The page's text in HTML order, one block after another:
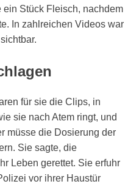
Stück Fleisch, nachdem
In zahlreichen Videos war
für sie die Clips, in
sie nach Atem ringt, und
müsse die Dosierung der
Sie sagte, die
Leben gerettet. Sie erfuhr
vor ihrer Haustür